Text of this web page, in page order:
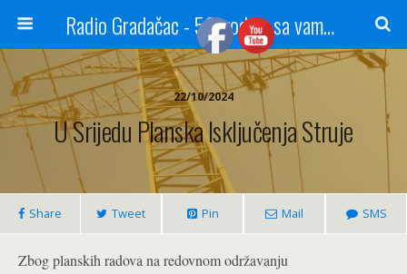
Radio Gradačac - 56 godina sa vama...
22/10/2024
U Srijedu Planska Isključenja Struje
Share Tweet Pin Mail SMS
Zbog planskih radova na redovnom održavanju